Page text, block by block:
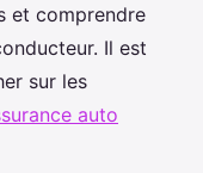
et comprendre
Il est
sur les
auto